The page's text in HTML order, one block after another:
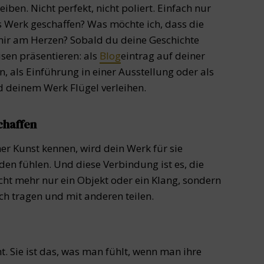
Nicht perfekt, nicht poliert. Einfach nur
geschaffen? Was möchte ich, dass die
am Herzen? Sobald du deine Geschichte
präsentieren: als Blogeintrag auf deiner
als Einführung in einer Ausstellung oder als
deinem Werk Flügel verleihen.
Kunst kennen, wird dein Werk für sie
fühlen. Und diese Verbindung ist es, die
mehr nur ein Objekt oder ein Klang, sondern
tragen und mit anderen teilen.
Sie ist das, was man fühlt, wenn man ihre